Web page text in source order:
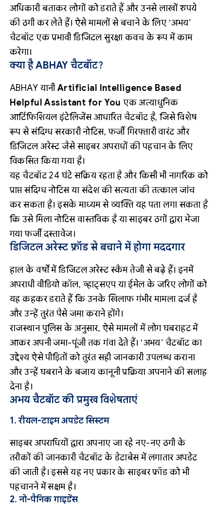
अधिकारी बताकर लोगों को डराते हैं और उनसे लाखों रुपये
की ठगी कर लेते हैं। ऐसे मामलों से बचाने के लिए ‘अभय’
चैटबॉट एक प्रभावी डिजिटल सुरक्षा कवच के रूप में काम
करेगा।
क्या है ABHAY चैटबॉट?
ABHAY यानीArtificial Intelligence Based
Helpful Assistant for You एक अत्याधुनिक
आर्टिफिशियल इंटेलिजेंस आधारित चैटबॉट है, जिसे विशेष
रूप से संदिग्ध सरकारी नोटिस, फर्जी गिरफ्तारी वारंट और
डिजिटल अरेस्ट जैसे साइबर अपराधों की पहचान के लिए
विकसित किया गया है।
यह चैटबॉट 24 घंटे सक्रिय रहता है और किसी भी नागरिक को
प्राप्त संदिग्ध नोटिस या संदेश की सत्यता की तत्काल जांच
कर सकता है। इसके माध्यम से व्यक्ति यह पता लगा सकता है
कि उसे मिला नोटिस वास्तविक है या साइबर ठगों द्वारा भेजा
गया फर्जी दस्तावेज।
डिजिटल अरेस्ट फ्रॉड से बचाने में होगा मददगार
हाल के वर्षों में डिजिटल अरेस्ट स्कैम तेजी से बढ़े हैं। इनमें
अपराधी वीडियो कॉल, व्हाट्सएप या ईमेल के जरिए लोगों को
यह कहकर डराते हैं कि उनके खिलाफ गंभीर मामला दर्ज है
और उन्हें तुरंत पैसे जमा कराने होंगे।
राजस्थान पुलिस के अनुसार, ऐसे मामलों में लोग घबराहट में
आकर अपनी जमा-पूंजी तक गंवा देते हैं। ‘अभय’ चैटबॉट का
उद्देश्य ऐसे पीड़ितों को तुरंत सही जानकारी उपलब्ध कराना
और उन्हें घबराने के बजाय कानूनी प्रक्रिया अपनाने की सलाह
देना है।
अभय चैटबॉट की प्रमुख विशेषताएं
1. रीयल-टाइम अपडेट सिस्टम
साइबर अपराधियों द्वारा अपनाए जा रहे नए-नए ठगी के
तरीकों की जानकारी चैटबॉट के डेटाबेस में लगातार अपडेट
की जाती है। इससे यह नए प्रकार के साइबर फ्रॉड को भी
पहचानने में सक्षम है।
2. नो-पैनिक गाइडेंस